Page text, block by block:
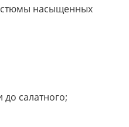
насыщенных
салатного;